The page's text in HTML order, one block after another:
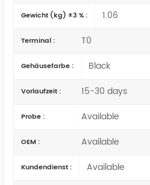
Gewicht (kg) ±3 % : 1.06
Terminal : T0
Gehäusefarbe : Black
Vorlaufzeit : 15-30 days
Probe : Available
OEM : Available
Kundendienst : Available